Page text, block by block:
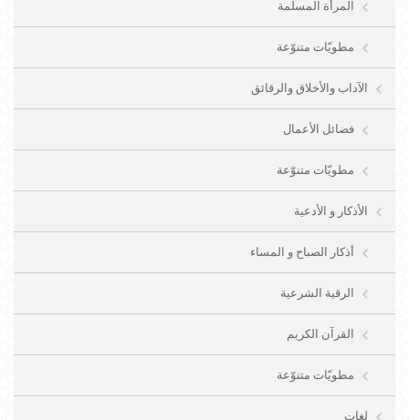
المرأة المسلمة
مطويّات متنوّعة
الآداب والأخلاق والرقائق
فضائل الأعمال
مطويّات متنوّعة
الأذكار و الأدعية
أذكار الصباح و المساء
الرقية الشرعية
القرآن الكريم
مطويّات متنوّعة
لغات